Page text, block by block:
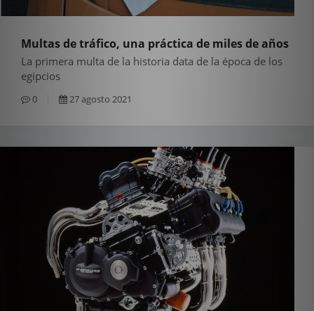
Multas de tráfico, una práctica de miles de años
La primera multa de la historia data de la época de los
egipcios
0 27 agosto 2021